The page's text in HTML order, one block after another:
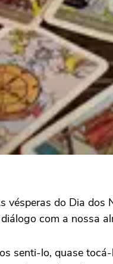
do Dia
com a nossa
senti-lo, quase